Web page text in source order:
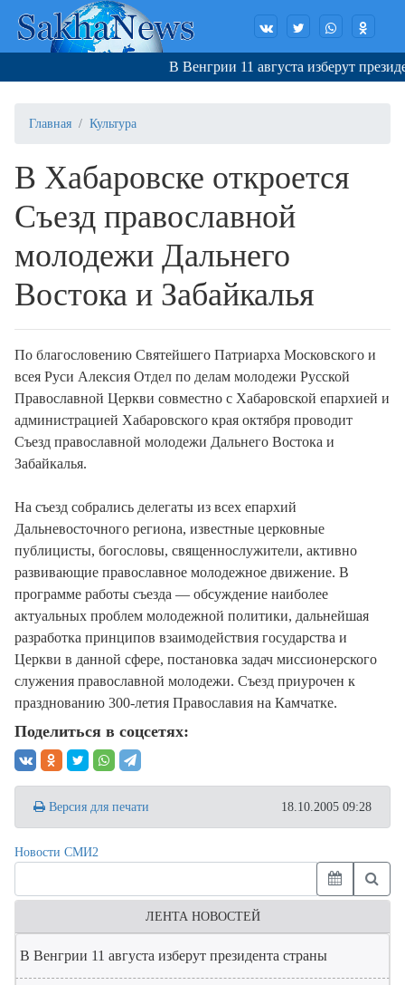
В Венгрии 11 августа изберут
Главная Культура
В Хабаровске откроется
Съезд православной
молодежи Дальнего
Востока и Забайкалья
По благословению Святейшего Патриарха Московского и
всея Руси Алексия Отдел по делам молодежи Русской
Православной Церкви совместно с Хабаровской епархией и
администрацией Хабаровского края октября проводит
Съезд православной молодежи Дальнего Востока и
Забайкалья.
На съезд собрались делегаты из всех епархий
Дальневосточного региона, известные церковные
публицисты, богословы, священнослужители, активно
развивающие православное молодежное движение. В
программе работы съезда — обсуждение наиболее
актуальных проблем молодежной политики, дальнейшая
разработка принципов взаимодействия государства и
Церкви в данной сфере, постановка задач миссионерского
служения православной молодежи. Съезд приурочен к
празднованию 300-летия Православия на Камчатке.
Поделиться в соцсетях:
Версия для печати 18.10.2005 09:28
Новости СМИ2
ЛЕНТА НОВОСТЕЙ
В Венгрии 11 августа изберут президента страны